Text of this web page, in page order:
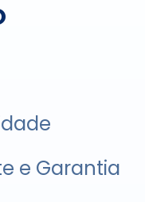
e Garantia